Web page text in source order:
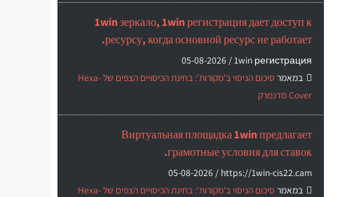
1win зеркало, 1win регистрация дает доступ к
ресурсу, когда основной ресурс не работает.
1win регистрация /
05-08-2026
במאמר
סיכום הניסוי ב'מקורות': בחינת הכיסויים הצפים של Hexa-
Cover מדנמרק
Виртуальная площадка 1win предлагает
грамотные условия для ставок.
https://1win-cis22.cam /
05-08-2026
במאמר
סיכום הניסוי ב'מקורות': בחינת הכיסויים הצפים של Hexa-